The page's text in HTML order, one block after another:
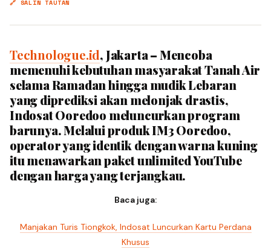
🔗 SALIN TAUTAN
Technologue.id, Jakarta – Mencoba
memenuhi kebutuhan masyarakat Tanah Air
selama Ramadan hingga mudik Lebaran
yang diprediksi akan melonjak drastis,
Indosat Ooredoo meluncurkan program
barunya. Melalui produk IM3 Ooredoo,
operator yang identik dengan warna kuning
itu menawarkan paket unlimited YouTube
dengan harga yang terjangkau.
Baca juga:
Manjakan Turis Tiongkok, Indosat Luncurkan Kartu Perdana
Khusus